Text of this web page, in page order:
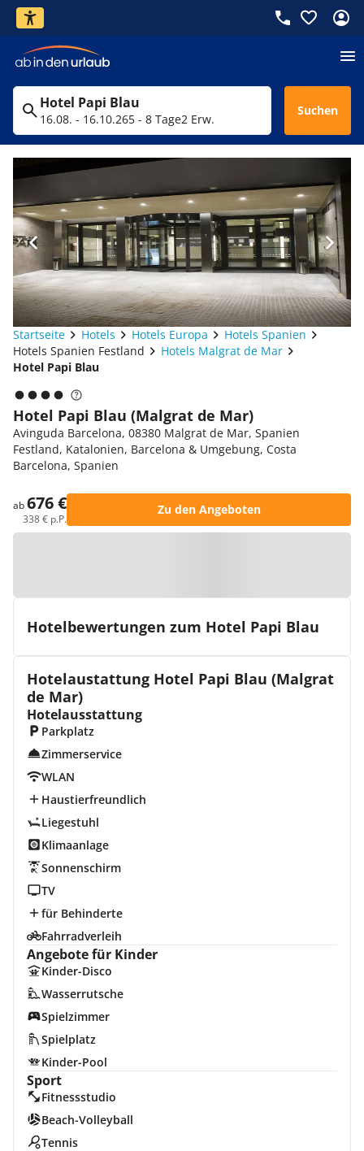
Hotel Papi Blau
16.08. - 16.10.265 - 8 Tage2 Erw.
Suchen
Startseite Hotels Hotels Europa
Hotels Spanien
Hotels Spanien Festland
Hotels Malgrat de Mar
Hotel Papi Blau
Hotel Papi Blau (Malgrat de Mar)
Avinguda Barcelona, 08380 Malgrat de Mar, Spanien
Festland, Katalonien, Barcelona & Umgebung, Costa
Barcelona, Spanien
ab676 €
338 € p.P.
Zu den Angeboten
Hotelbewertungen zum Hotel Papi Blau
Hotelaustattung Hotel Papi Blau (Malgrat
de Mar)
Hotelausstattung
Parkplatz
Zimmerservice
WLAN
Haustierfreundlich
Liegestuhl
Klimaanlage
Sonnenschirm
TV
für Behinderte
Fahrradverleih
Angebote für Kinder
Kinder-Disco
Wasserrutsche
Spielzimmer
Spielplatz
Kinder-Pool
Sport
Fitnessstudio
Beach-Volleyball
Tennis